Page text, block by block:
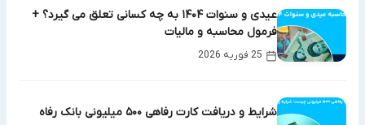
عیدی و سنوات ۱۴۰۴ به چه کسانی تعلق می گیرد؟ +
فرمول محاسبه و مالیات
25 فوریه 2026
شرایط و دریافت کارت رفاهی ۵۰۰ میلیونی بانک رفاه